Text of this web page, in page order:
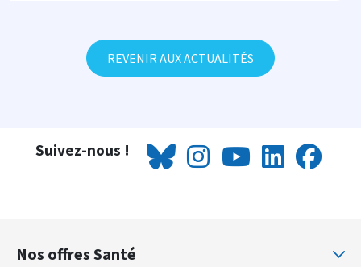
REVENIR AUX ACTUALITÉS
Suivez-nous !
Nos offres Santé